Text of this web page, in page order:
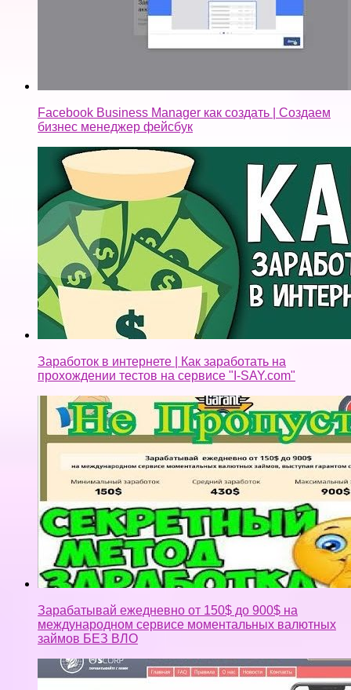
Facebook Business Manager как создать | Создаем
бизнес менеджер фейсбук
Заработок в интернете | Как заработать на
прохождении тестов на сервисе "I-SAY.com"
Зарабатывай ежедневно от 150$ до 900$ на
международном сервисе моментальных валютных
займов БЕЗ ВЛО